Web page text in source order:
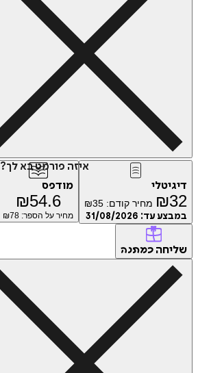
איזה פורמט בא לך?
דיגיטלי
₪32 מחיר קודם: ₪35
במבצע עד: 31/08/2026
מודפס
₪54.6
מחיר על הספר: ₪ 78
שליחה כמתנה